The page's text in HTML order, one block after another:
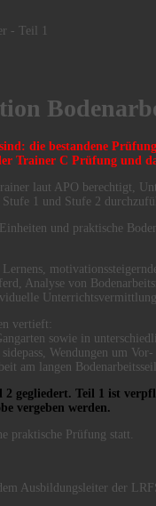
- Teil 1
die bestandene
Trainer C Prüfung und
laut APO berechtigt,
1 und Stufe 2
und praktische
Analyse von
vertieft:
sowie in
Wendungen um
am langen
gegliedert. Teil 1 ist
vergeben werden.
praktische Prüfung statt.
Ausbildungsleiter der